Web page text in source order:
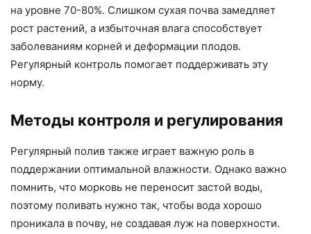
на уровне 70-80%. Слишком сухая почва замедляет
рост растений, а избыточная влага способствует
заболеваниям корней и деформации плодов.
Регулярный контроль помогает поддерживать эту
норму.
Методы контроля и регулирования
Регулярный полив также играет важную роль в
поддержании оптимальной влажности. Однако важно
помнить, что морковь не переносит застой воды,
поэтому поливать нужно так, чтобы вода хорошо
проникала в почву, не создавая луж на поверхности.